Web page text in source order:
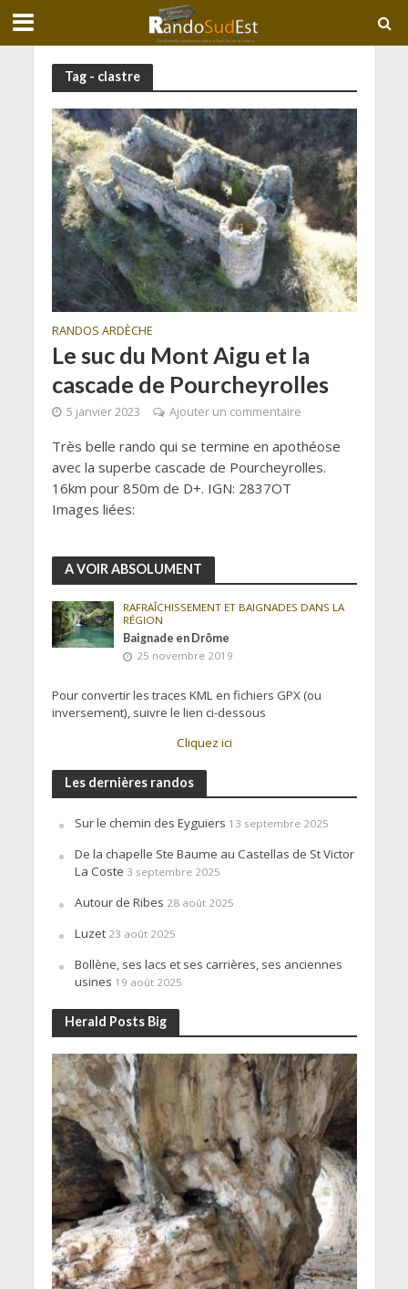
Tag - clastre
RANDOS ARDÈCHE
Le suc du Mont Aigu et la
cascade de Pourcheyrolles
5 janvier 2023 Ajouter un commentaire
Très belle rando qui se termine en apothéose
avec la superbe cascade de Pourcheyrolles.
16km pour 850m de D+. IGN: 2837OT
Images liées:
A VOIR ABSOLUMENT
RAFRAÎCHISSEMENT ET BAIGNADES DANS LA
RÉGION
Baignade en Drôme
25 novembre 2019
Pour convertir les traces KML en fichiers GPX (ou
inversement), suivre le lien ci-dessous
Cliquez ici
Les dernières randos
Sur le chemin des Eyguiers 13 septembre 2025
De la chapelle Ste Baume au Castellas de St Victor
La Coste 3 septembre 2025
Autour de Ribes 28 août 2025
Luzet 23 août 2025
Bollène, ses lacs et ses carrières, ses anciennes
usines 19 août 2025
Herald Posts Big